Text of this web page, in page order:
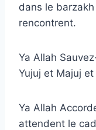
dans le
rencontrent.
Ya Allah
Yujuj et Majuj
Ya Allah
attendent le